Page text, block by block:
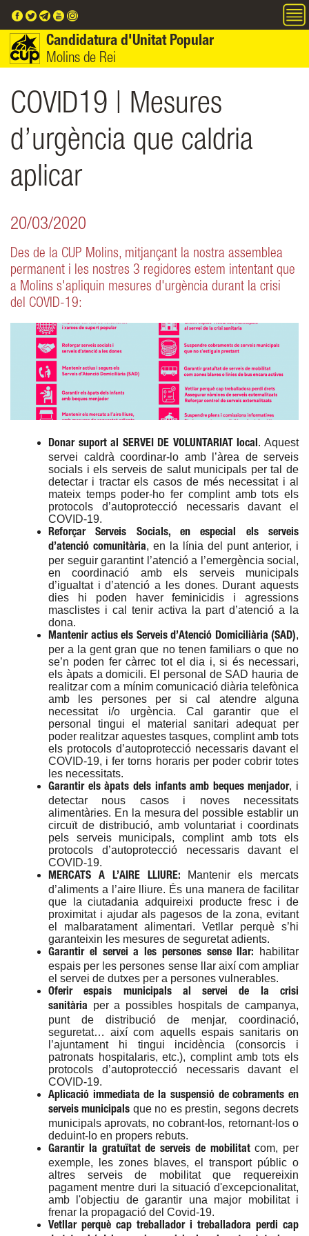
Candidatura d'Unitat Popular
Molins de Rei
COVID19 | Mesures
d’urgència que caldria
aplicar
20/03/2020
Des de la CUP Molins, mitjançant la nostra assemblea
permanent i les nostres 3 regidores estem intentant que
a Molins s'apliquin mesures d'urgència durant la crisi
del COVID-19:
Donar suport al SERVEI DE VOLUNTARIAT local. Aquest
servei caldrà coordinar-lo amb l’àrea de serveis
socials i els serveis de salut municipals per tal de
detectar i tractar els casos de més necessitat i al
mateix temps poder-ho fer complint amb tots els
protocols d’autoprotecció necessaris davant el
COVID-19.
Reforçar Serveis Socials, en especial els serveis
d’atenció comunitària, en la línia del punt anterior, i
per seguir garantint l’atenció a l’emergència social,
en coordinació amb els serveis municipals
d’igualtat i d’atenció a les dones. Durant aquests
dies hi poden haver feminicidis i agressions
masclistes i cal tenir activa la part d’atenció a la
dona.
Mantenir actius els Serveis d’Atenció Domiciliària (SAD),
per a la gent gran que no tenen familiars o que no
se’n poden fer càrrec tot el dia i, si és necessari,
els àpats a domicili. El personal de SAD hauria de
realitzar com a mínim comunicació diària telefònica
amb les persones per si cal atendre alguna
necessitat i/o urgència. Cal garantir que el
personal tingui el material sanitari adequat per
poder realitzar aquestes tasques, complint amb tots
els protocols d’autoprotecció necessaris davant el
COVID-19, i fer torns horaris per poder cobrir totes
les necessitats.
Garantir els àpats dels infants amb beques menjador, i
detectar nous casos i noves necessitats
alimentàries. En la mesura del possible establir un
circuït de distribució, amb voluntariat i coordinats
pels serveis municipals, complint amb tots els
protocols d’autoprotecció necessaris davant el
COVID-19.
MERCATS A L’AIRE LLIURE: Mantenir els mercats
d’aliments a l’aire lliure. És una manera de facilitar
que la ciutadania adquireixi producte fresc i de
proximitat i ajudar als pagesos de la zona, evitant
el malbaratament alimentari. Vetllar perquè s’hi
garanteixin les mesures de seguretat adients.
Garantir el servei a les persones sense llar:
habilitar
espais per les persones sense llar així com ampliar
el servei de dutxes per a persones vulnerables.
Oferir espais municipals al servei de la crisi
sanitària per a possibles hospitals de campanya,
punt de distribució de menjar, coordinació,
seguretat… així com aquells espais sanitaris on
l’ajuntament hi tingui incidència (consorcis i
patronats hospitalaris, etc.), complint amb tots els
protocols d’autoprotecció necessaris davant el
COVID-19.
Aplicació immediata de la suspensió de cobraments en
serveis municipals que no es prestin, segons decrets
municipals aprovats, no cobrant-los, retornant-los o
deduint-lo en propers rebuts.
Garantir la gratuïtat de serveis de mobilitatcom, per
exemple, les zones blaves, el transport públic o
altres serveis de mobilitat que requereixin
pagament mentre duri la situació d'excepcionalitat,
amb l'objectiu de garantir una major mobilitat i
frenar la propagació del Covid-19.
Vetllar perquè cap treballador i treballadora perdi cap